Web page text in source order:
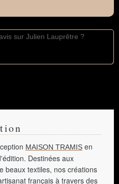
MAISON TRAMIS en
Destinées aux
beaux textiles, nos créations
français à travers des